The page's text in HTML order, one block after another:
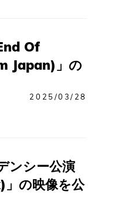
Of
Japan)」の
2025/03/28
ンシー公演
の映像を公